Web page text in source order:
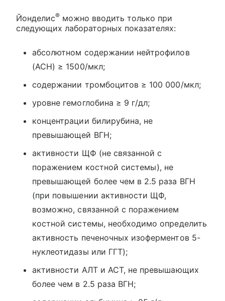
Йонделис® можно вводить только при
следующих лабораторных показателях:
абсолютном содержании нейтрофилов
(АСН) ≥ 1500/мкл;
содержании тромбоцитов ≥ 100 000/мкл;
уровне гемоглобина ≥ 9 г/дл;
концентрации билирубина, не
превышающей ВГН;
активности ЩФ (не связанной с
поражением костной системы), не
превышающей более чем в 2.5 раза ВГН
(при повышении активности ЩФ,
возможно, связанной с поражением
костной системы, необходимо определить
активность печеночных изоферментов 5-
нуклеотидазы или ГГТ);
активности АЛТ и ACT, не превышающих
более чем в 2.5 раза ВГН;